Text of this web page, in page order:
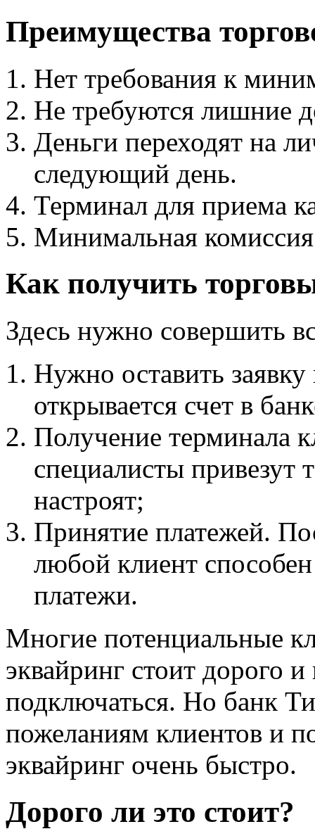
Преимущества
Нет требования к
Не требуются лишние
Деньги переходят на
следующий день.
Терминал для приема
Минимальная
Как получить
Здесь нужно совершить
Нужно оставить заявку
открывается счет в
Получение терминала
специалисты привезут
настроят;
Принятие платежей.
любой клиент
платежи.
Многие потенциальные
эквайринг стоит дорого
подключаться. Но банк
пожеланиям клиентов и
эквайринг очень быстро.
Дорого ли это стоит?